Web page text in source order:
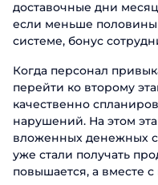
доставочные дни
если меньше
системе, бонус
Когда персонал
перейти ко второму
качественно
нарушений. На этом
вложенных денежных
уже стали получать
повышается, а вместе
Заполните
Фамилия
Телефон
Мы ценим, что
именно
наших
Поговорите
Имя
Телефон
Мы ценим, что
именно
наших
Мы ценим, что
именно
наших